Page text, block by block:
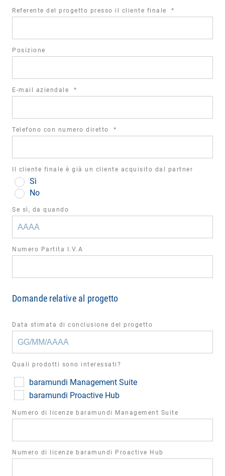
Referente del progetto presso il cliente finale *
Posizione
E-mail aziendale *
Telefono con numero diretto *
Il cliente finale è già un cliente acquisito dal partner
Sì
No
Se sì, da quando
Numero Partita I.V.A
Domande relative al progetto
Data stimata di conclusione del progetto
Quali prodotti sono interessati?
baramundi Management Suite
baramundi Proactive Hub
Numero di licenze baramundi Management Suite
Numero di licenze baramundi Proactive Hub